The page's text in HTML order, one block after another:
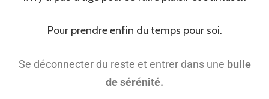
Pour prendre enfin du temps pour soi.
Se déconnecter du reste et entrer dans une bulle
de sérénité.